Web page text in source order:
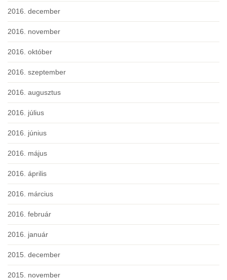
2016. december
2016. november
2016. október
2016. szeptember
2016. augusztus
2016. július
2016. június
2016. május
2016. április
2016. március
2016. február
2016. január
2015. december
2015. november